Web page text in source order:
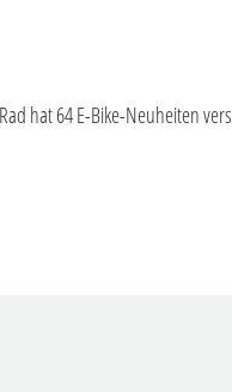
hat 64 E-Bike-Neuheiten